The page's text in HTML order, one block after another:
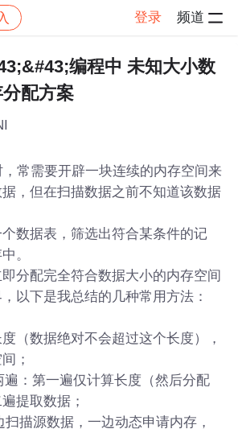
登录 频道
帖子详情
编程中 未知大小数
配方案
常需要开辟一块连续的内存空间来
，但在扫描数据之前不知道该数据
数据表，筛选出符合某条件的记
。
分配完全符合数据大小的内存空间
以下是我总结的几种常用方法：
（数据绝对不会超过这个长度），
；
：第一遍仅计算长度（然后分配
提取数据；
描源数据，一边动态申请内存，